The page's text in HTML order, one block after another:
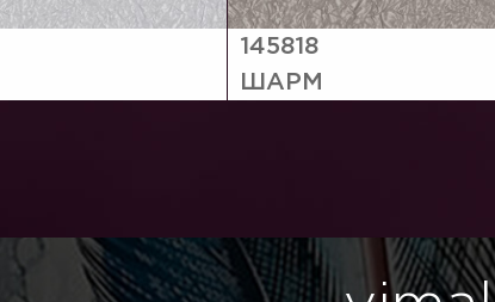
145818
ШАРМ